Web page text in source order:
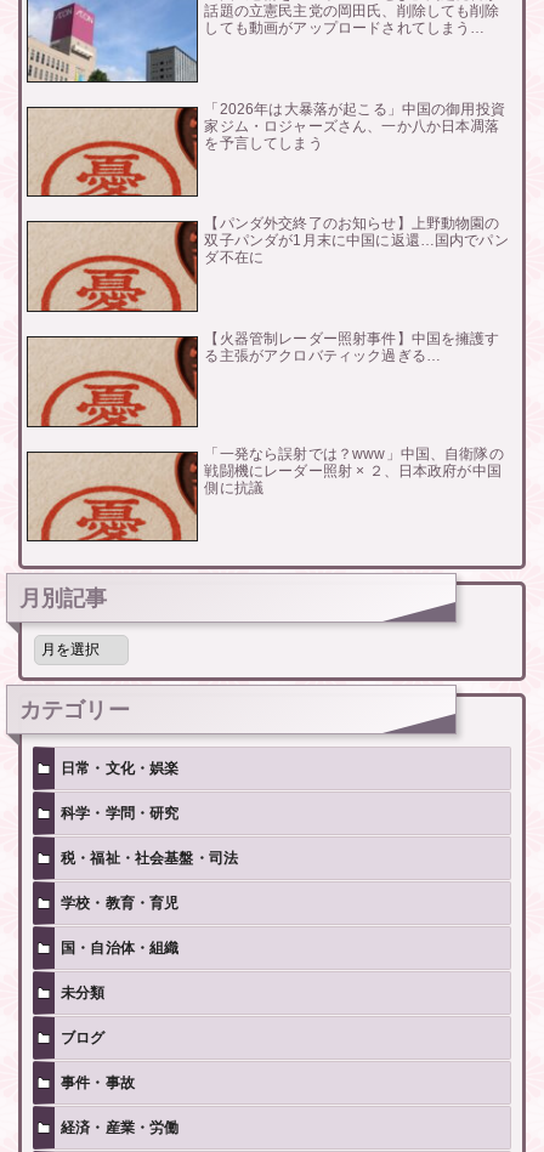
話題の立憲民主党の岡田氏、削除しても削除
しても動画がアップロードされてしまう…
「2026年は大暴落が起こる」中国の御用投資
家ジム・ロジャーズさん、一か八か日本凋落
を予言してしまう
【パンダ外交終了のお知らせ】上野動物園の
双子パンダが1月末に中国に返還…国内でパン
ダ不在に
【火器管制レーダー照射事件】中国を擁護す
る主張がアクロバティック過ぎる…
「一発なら誤射では？www」中国、自衛隊の
戦闘機にレーダー照射 × ２、日本政府が中国
側に抗議
月別記事
月
記
事
カテゴリー
日常・文化・娯楽
科学・学問・研究
税・福祉・社会基盤・司法
学校・教育・育児
国・自治体・組織
未分類
ブログ
事件・事故
経済・産業・労働